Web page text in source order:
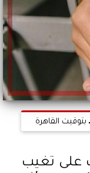
بتوقيت القاهرة
على تغيب